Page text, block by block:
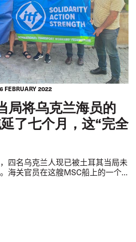
FEBRUARY 2022
局将乌克兰海员的
了七个月，这“完全
四名乌克兰人现已被土耳其当局未
海关官员在这艘MSC船上的一个